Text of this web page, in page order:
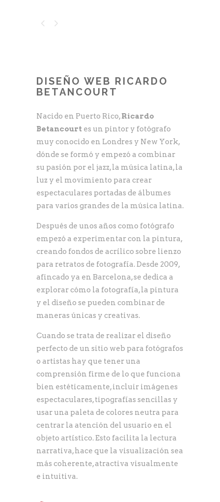
DISEÑO WEB RICARDO
BETANCOURT
Nacido en Puerto Rico,Ricardo
Betancourt es un pintor y fotógrafo
muy conocido en Londres y New York,
dónde se formó y empezó a combinar
su pasión por el jazz, la música latina, la
luz y el movimiento para crear
espectaculares portadas de álbumes
para varios grandes de la música latina.
Después de unos años como fotógrafo
empezó a experimentar con la pintura,
creando fondos de acrílico sobre lienzo
para retratos de fotografía. Desde 2009,
afincado ya en Barcelona, se dedica a
explorar cómo la fotografía, la pintura
y el diseño se pueden combinar de
maneras únicas y creativas.
Cuando se trata de realizar el diseño
perfecto de un sitio web para fotógrafos
o artistas hay que tener una
comprensión firme de lo que funciona
bien estéticamente, incluir imágenes
espectaculares, tipografías sencillas y
usar una paleta de colores neutra para
centrar la atención del usuario en el
objeto artístico. Esto facilita la lectura
narrativa, hace que la visualización sea
más coherente, atractiva visualmente
e intuitiva.